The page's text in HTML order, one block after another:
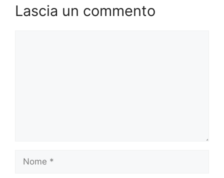
Lascia un commento